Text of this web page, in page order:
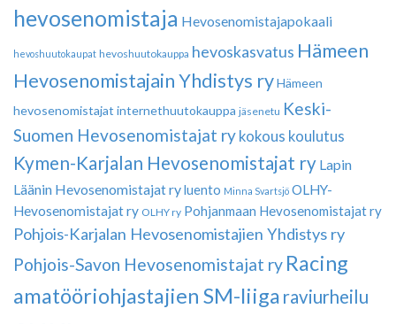
hevosenomistaja Hevosenomistajapokaali
hevoshuutokaupat hevoshuutokauppa hevoskasvatus Hämeen
Hevosenomistajain Yhdistys ryHämeen
hevosenomistajat internethuutokauppa jäsenetu Keski-
Suomen Hevosenomistajat ry kokous koulutus
Kymen-Karjalan Hevosenomistajat ry Lapin
Läänin Hevosenomistajat ryluento Minna Svartsjö OLHY-
Hevosenomistajat ry OLHY ry Pohjanmaan Hevosenomistajat ry
Pohjois-Karjalan Hevosenomistajien Yhdistys ry
Pohjois-Savon Hevosenomistajat ry Racing
amatööriohjastajien SM-liiga raviurheilu